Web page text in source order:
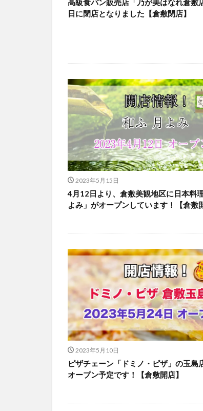
高級食パン販売店「乃が美はなれ倉敷
日に閉店となりました【倉敷閉店】
2023年5月15日
4月12日より、倉敷美観地区に日本料
よみ」がオープンしています！【倉敷
2023年5月10日
ピザチェーン「ドミノ・ピザ」の玉島
オープン予定です！【倉敷開店】